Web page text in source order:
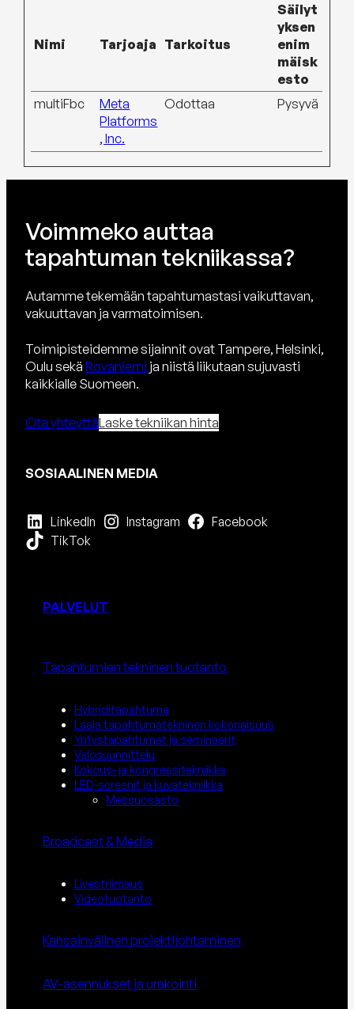
Nimi Tarjoaja Tarkoitus
Säilyt
yksen
enim
mäisk
esto
multiFbc
Meta
Platforms
, Inc.
Odottaa Pysyvä
Voimmeko auttaa
tapahtuman tekniikassa?
Autamme tekemään tapahtumastasi vaikuttavan,
vakuuttavan ja varmatoimisen.
Toimipisteidemme sijainnit ovat Tampere, Helsinki,
Oulu sekä Rovaniemi ja niistä liikutaan sujuvasti
kaikkialle Suomeen.
Ota yhteyttäLaske tekniikan hinta
SOSIAALINEN MEDIA
LinkedIn Instagram
Facebook
TikTok
PALVELUT
Tapahtumien tekninen tuotanto
Hybriditapahtuma
Laaja tapahtumatekninen kokonaisuus
Yritystapahtumat ja seminaarit
Valosuunnittelu
Kokous- ja kongressitekniikka
LED-screenit ja kuvatekniikka
Messuosasto
Broadcast & Media
Livestriimaus
Videotuotanto
Kansainvälinen projektijohtaminen
AV-asennukset ja urakointi